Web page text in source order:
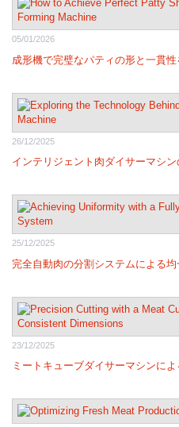
05/01/2026
成形機で完璧なパティの形と一貫
26/12/2025
インテリジェント肉ダイサーマシ
25/12/2025
完全自動肉の分割システムによる
23/12/2025
ミートキューブダイサーマシンに